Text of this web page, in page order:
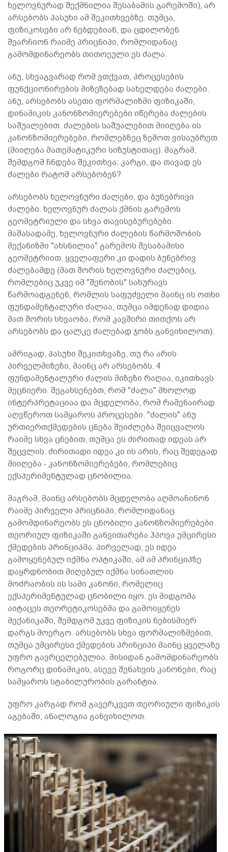
ხელოვნურად შექმნილია შესაბამის გარემოში), არ
არსებობს პასუხი ამ შეკითხვებზე. თუმცა,
ფიზიკოსები არ ნებდებიან, და ცდილობენ
შეარჩიონ რაიმე პრიცნიპი, რომლიდანაც
გამომდინარეობს თითოეული ეს ძალა.
ანუ, სხვაგვარად რომ ვთქვათ, პროცესების
ფუნქციონირების მიზეზებად სახელდება ძალები.
ანუ, არსებობს ასეთი ფორმალიზმი ფიზიკაში,
დინამიკის კანონზომიერებები იწერება ძალების
საშუალებით. ძალების საშუალებით მიიღება ის
კანონზომიერებები, რომლებზეც ზემოთ ვისაუბრეთ
(მიიღება მათემატიკური სიზუსტითაც). მაგრამ,
შემდგომ ჩნდება შეკითხვა: კარგი, და თავად ეს
ძალები რატომ არსებობენ?
არსებობს ხელოვნური ძალები, და ბუნებრივი
ძალები. ხელოვნურ ძალას ქმნის გარემოს
გეომეტრიული და სხვა თავისებურებები.
მაშასადამე, ხელოვნური ძალების წარმოშობის
მექანიზმი "ახსნილია" გარემოს შესაბამისი
გეომეტრიით. ყველაფერი კი დადის ბუნებრივ
ძალებამდე (მათ შორის ხელოვნური ძალებიც,
რომლებიც უკვე იმ "შენობის" სახურავს
წარმოადგენენ, რომლის საფუძველი მაინც ის ოთხი
ფუნდამენტალური ძალაა, თუმცა იმდენად დიდია
მათ შორის სხვაობა, რომ კავშირი თითქოს არ
არსებობს და ცალკე ძალებად ჯობს განვიხილოთ).
ამრიგად, პასუხი შეკითხვაზე, თუ რა არის
პირველმიზეზი, მაინც არ არსებობს. 4
ფუნდამენტალური ძალის მიზეზი რაღაა, იკითხავს
მეცნიერი. შეგახსენებთ, რომ "ძალა" მხოლოდ
ინტერპრეტაციაა და მცდელობა, რომ რამენაირად
აღვწეროთ სამყაროს პროცესები. "ძალის" ანუ
ურთიერთქმედების ცნება შეიძლება შეიცვალოს
რაიმე სხვა ცნებით, თუმცა ეს ძირითად იდეას არ
შეცვლის. ძირითადი იდეა კი ის არის, რაც შედეგად
მიიღება - კანონზომიერებები, რომლებიც
ექსპერიმენტულად ცნობილია.
მაგრამ, მაინც არსებობს მცდელობა აღმოაჩინონ
რაიმე პირველი პრიცნიპი, რომლიდანაც
გამომდინარეობს ეს ცნობილი კანონზომიერებები.
თეორიულ ფიზიკაში განვითარება ჰპოვა უმცირესი
ქმედების პრინციპმა. პირველად, ეს იდეა
გამოყენებულ იქმნა ოპტიკაში, ამ ამ პრინციპზე
დაყრდნობით მიღებულ იქმნა სინათლის
მოძრაობის ის სამი კანონი, რომელიც
ექსპერიმენტულად ცნობილი იყო. ეს მიდგომა
აიტაცეს თეორეტიკოსებმა და გამოიყენეს
მექანიკაში, შემდგომ უკვე ფიზიკის ნებისმიერ
დარგს მოერგო. არსებობს სხვა ფორმალიზმებით,
თუმცა უმცირესი ქმედების პრინციპი მაინც ყველაზე
უფრო გავრცელებულია. მისიდან გამომდინარეობს
როგორც დინამიკის, ასევე შენახვის კანონები, რაც
სამყაროს სტაბილურობის გარანტია.
უფრო კარგად რომ გავერკვეთ თეორიული ფიზიკის
აგებაში, ანალოგია განვიხილოთ.